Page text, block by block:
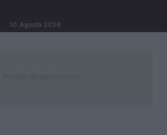
10 Agosto 2026